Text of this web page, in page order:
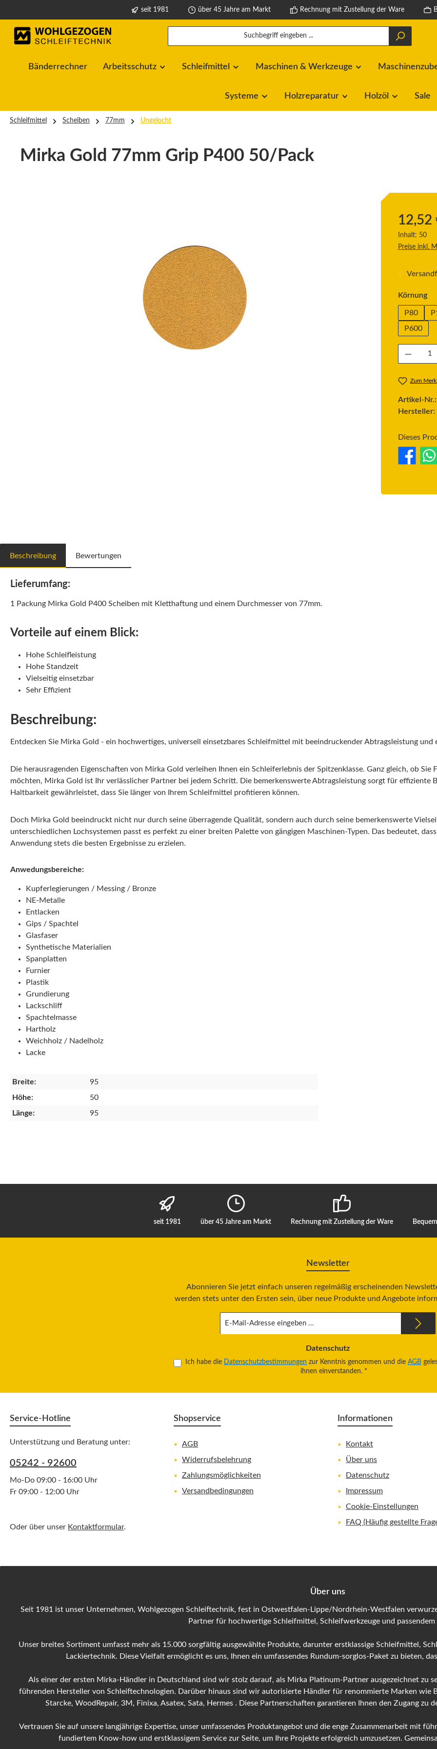
Zur Hauptnavigation springenseit 1981 über 45 Jahre am Markt Rechnung mit Zustellung der Ware
Bänderrechner Arbeitsschutz Schleifmittel Maschinen & Werkzeuge
Systeme Holzreparatur Holzöl Sale
Schleifmittel Scheiben 77mm Ungelocht
Mirka Gold 77mm Grip P400 50/Pack
12,52
Inhalt: 50
Preise inkl.
Körnung
P80
P600
Produkt
Zum
Artikel-Nr.:
Hersteller:
Dieses
Beschreibung Bewertungen
Lieferumfang:
1 Packung Mirka Gold P400 Scheiben mit Kletthaftung und einem Durchmesser von 77mm.
Vorteile auf einem Blick:
Hohe Schleifleistung
Hohe Standzeit
Vielseitig einsetzbar
Sehr Effizient
Beschreibung:
Entdecken Sie Mirka Gold - ein hochwertiges, universell einsetzbares Schleifmittel mit beeindruckender Abtragsleistung und
Die herausragenden Eigenschaften von Mirka Gold verleihen Ihnen ein Schleiferlebnis der Spitzenklasse. Ganz gleich, ob
möchten, Mirka Gold ist Ihr verlässlicher Partner bei jedem Schritt. Die bemerkenswerte Abtragsleistung sorgt für effiziente
Haltbarkeit gewährleistet, dass Sie länger von Ihrem Schleifmittel profitieren können.
Doch Mirka Gold beeindruckt nicht nur durch seine überragende Qualität, sondern auch durch seine bemerkenswerte
unterschiedlichen Lochsystemen passt es perfekt zu einer breiten Palette von gängigen Maschinen-Typen. Das bedeutet,
Anwendung stets die besten Ergebnisse zu erzielen.
Anwedungsbereiche:
Kupferlegierungen / Messing / Bronze
NE-Metalle
Entlacken
Gips / Spachtel
Glasfaser
Synthetische Materialien
Spanplatten
Furnier
Plastik
Grundierung
Lackschliff
Spachtelmasse
Hartholz
Weichholz / Nadelholz
Lacke
Breite:
95
Höhe:
50
Länge:
95
seit 1981 über 45 Jahre am Markt Rechnung mit Zustellung der Ware
Newsletter
Abonnieren Sie jetzt einfach unseren regelmäßig erscheinenden
werden stets unter den Ersten sein, über neue Produkte und Angebote
Mail-
Adresse
Datenschutz
Ich habe die Datenschutzbestimmungen zur Kenntnis genommen und die AGB
ihnen einverstanden. *
Service-Hotline
Unterstützung und Beratung unter:
05242 - 92600
Mo-Do 09:00 - 16:00 Uhr
Fr 09:00 - 12:00 Uhr
Oder über unser Kontaktformular.
Shopservice
AGB
Widerrufsbelehrung
Zahlungsmöglichkeiten
Versandbedingungen
Informationen
Kontakt
Über uns
Datenschutz
Impressum
Cookie-Einstellungen
FAQ (Häufig gestellte
Über uns
Seit 1981 ist unser Unternehmen, Wohlgezogen Schleiftechnik, fest in Ostwestfalen-Lippe/Nordrhein-Westfalen
Partner für hochwertige Schleifmittel, Schleifwerkzeuge und passendem
Unser breites Sortiment umfasst mehr als 15.000 sorgfältig ausgewählte Produkte, darunter erstklassige Schleifmittel,
Lackiertechnik. Diese Vielfalt ermöglicht es uns, Ihnen ein umfassendes Rundum-sorglos-Paket zu bieten,
Als einer der ersten Mirka-Händler in Deutschland sind wir stolz darauf, als Mirka Platinum-Partner ausgezeichnet zu
führenden Hersteller von Schleiftechnologien. Darüber hinaus sind wir autorisierte Händler für renommierte Marken wie
Starcke, WoodRepair, 3M, Finixa, Asatex, Sata, Hermes . Diese Partnerschaften garantieren Ihnen den Zugang zu
Vertrauen Sie auf unsere langjährige Expertise, unser umfassendes Produktangebot und die enge Zusammenarbeit mit
fundiertem Know-how und erstklassigem Service zur Seite, um Ihre Projekte erfolgreich umzusetzen.